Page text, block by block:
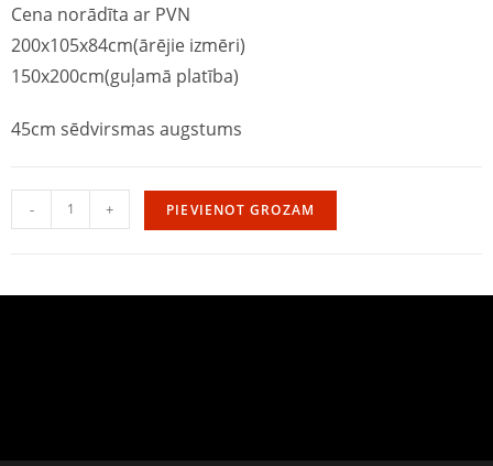
Cena norādīta ar PVN
200x105x84cm(ārējie izmēri)
150x200cm(guļamā platība)
45cm sēdvirsmas augstums
- + PIEVIENOT GROZAM